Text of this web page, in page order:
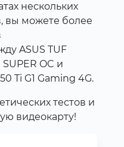
нескольких
вы можете более
ASUS TUF
OC и
Ti G1 Gaming 4G.
тестов и
видеокарту!